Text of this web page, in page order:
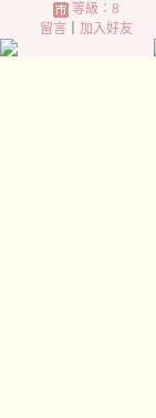
等級：8
留言｜ 加入好友